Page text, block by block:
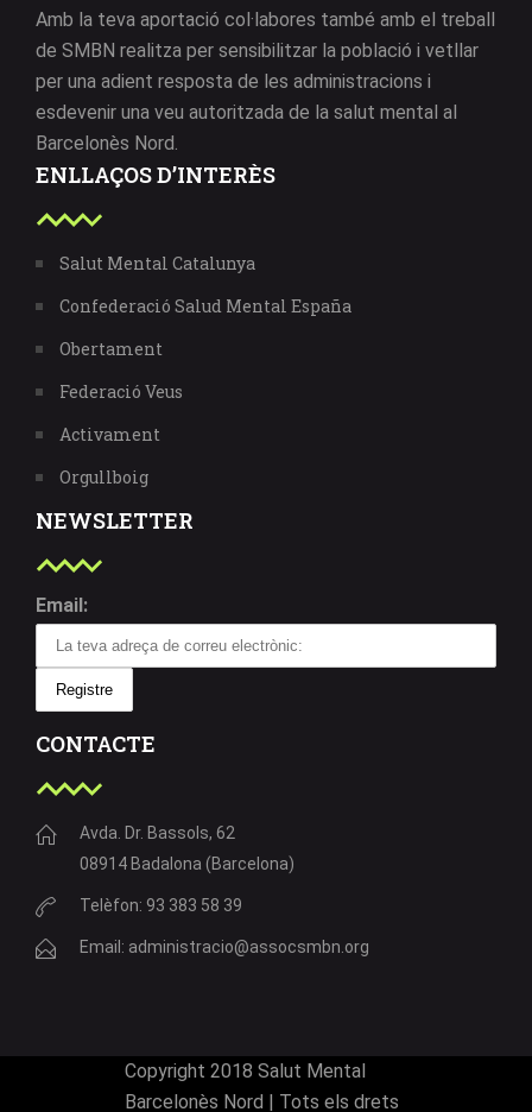
Amb la teva aportació col·labores també amb el treball
de SMBN realitza per sensibilitzar la població i vetllar
per una adient resposta de les administracions i
esdevenir una veu autoritzada de la salut mental al
Barcelonès Nord.
ENLLAÇOS D’INTERÈS
Salut Mental Catalunya
Confederació Salud Mental España
Obertament
Federació Veus
Activament
Orgullboig
NEWSLETTER
Email:
CONTACTE
Avda. Dr. Bassols, 62
08914 Badalona (Barcelona)
Telèfon: 93 383 58 39
Email: administracio@assocsmbn.org
Copyright 2018 Salut Mental
Barcelonès Nord | Tots els drets